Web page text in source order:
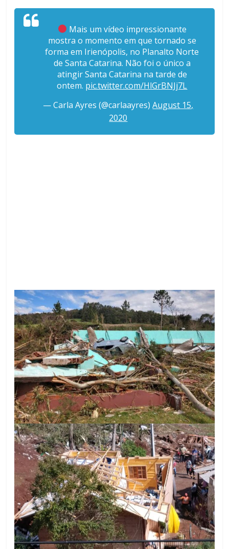
Mais um vídeo impressionante
mostra o momento em que tornado se
forma em Irienópolis, no Planalto Norte
de Santa Catarina. Não foi o único a
atingir Santa Catarina na tarde de
ontem. pic.twitter.com/HlGrBNJj7L
— Carla Ayres (@carlaayres)August 15,
2020